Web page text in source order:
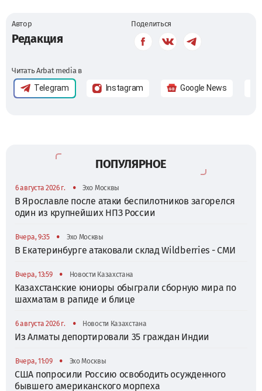
Автор
Редакция
Поделиться
Читать Arbat media в
Telegram Instagram Google News
ПОПУЛЯРНОЕ
6 августа 2026 г. • Эхо Москвы
В Ярославле после атаки беспилотников загорелся
один из крупнейших НПЗ России
Вчера, 9:35 • Эхо Москвы
В Екатеринбурге атаковали склад Wildberries - СМИ
Вчера, 13:59 • Новости Казахстана
Казахстанские юниоры обыграли сборную мира по
шахматам в рапиде и блице
6 августа 2026 г. • Новости Казахстана
Из Алматы депортировали 35 граждан Индии
Вчера, 11:09 • Эхо Москвы
США попросили Россию освободить осужденного
бывшего американского морпеха